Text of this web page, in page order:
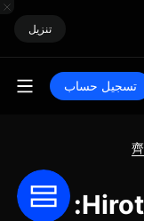
تنزيل
تسجيل حساب
حاسبة تبديل Hirotaka JPY: